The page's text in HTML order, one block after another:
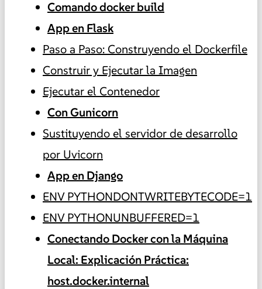
Comando docker build
App en Flask
Paso a Paso: Construyendo el Dockerfile
Construir y Ejecutar la Imagen
Ejecutar el Contenedor
Con Gunicorn
Sustituyendo el servidor de desarrollo
por Uvicorn
App en Django
ENV PYTHONDONTWRITEBYTECODE=1
ENV PYTHONUNBUFFERED=1
Conectando Docker con la Máquina
Local: Explicación Práctica:
host.docker.internal